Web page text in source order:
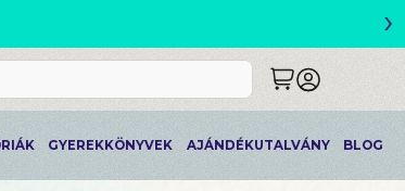
›
GYEREKKÖNYVEK AJÁNDÉKUTALVÁNY BLOG